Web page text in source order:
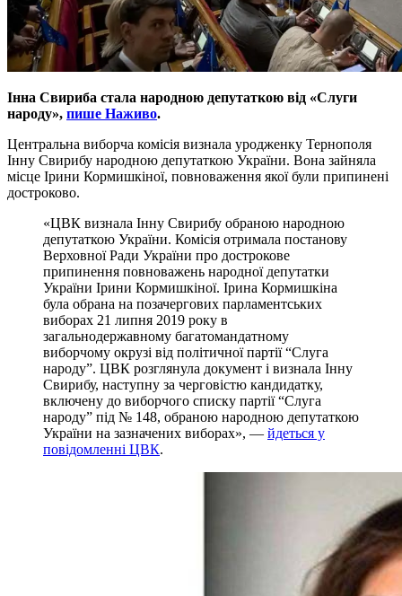
Інна Свириба стала народною депутаткою від «Слуги
народу», пише Наживо.
Центральна виборча комісія визнала уродженку Тернополя
Інну Свирибу народною депутаткою України. Вона зайняла
місце Ірини Кормишкіної, повноваження якої були припинені
достроково.
«ЦВК визнала Інну Свирибу обраною народною
депутаткою України. Комісія отримала постанову
Верховної Ради України про дострокове
припинення повноважень народної депутатки
України Ірини Кормишкіної. Ірина Кормишкіна
була обрана на позачергових парламентських
виборах 21 липня 2019 року в
загальнодержавному багатомандатному
виборчому окрузі від політичної партії “Слуга
народу”. ЦВК розглянула документ і визнала Інну
Свирибу, наступну за черговістю кандидатку,
включену до виборчого списку партії “Слуга
народу” під № 148, обраною народною депутаткою
України на зазначених виборах», — йдеться у
повідомленні ЦВК.